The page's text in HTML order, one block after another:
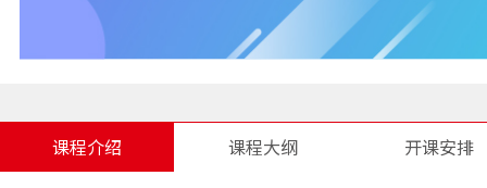
课程介绍 课程大纲 开课安排